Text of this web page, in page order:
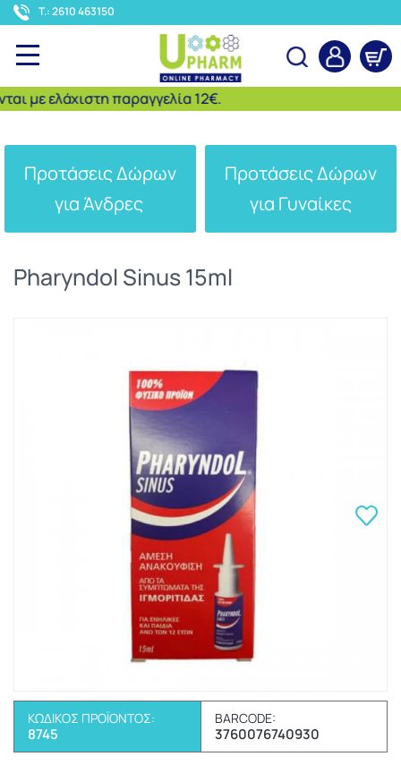
T.: 2610 463150
ελάχιστη παραγγελία 12€.
Αναζήτηση
Προτάσεις Δώρων
για Άνδρες
Προτάσεις Δώρων
για Γυναίκες
Pharyndol Sinus 15ml
ΚΩΔΙΚΌΣ ΠΡΟΪΌΝΤΟΣ:
8745
BARCODE:
3760076740930